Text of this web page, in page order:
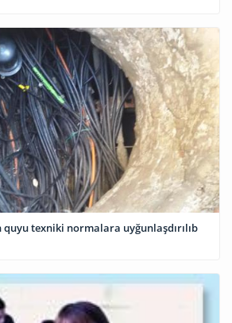
quyu texniki normalara uyğunlaşdırılıb